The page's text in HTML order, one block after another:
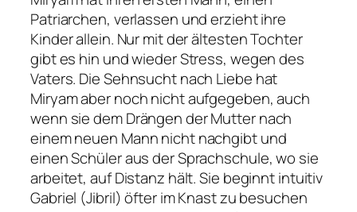
Patriarchen, verlassen und erzieht ihre
Kinder allein. Nur mit der ältesten Tochter
gibt es hin und wieder Stress, wegen des
Vaters. Die Sehnsucht nach Liebe hat
Miryam aber noch nicht aufgegeben, auch
wenn sie dem Drängen der Mutter nach
einem neuen Mann nicht nachgibt und
einen Schüler aus der Sprachschule, wo sie
arbeitet, auf Distanz hält. Sie beginnt intuitiv
Gabriel (Jibril) öfter im Knast zu besuchen